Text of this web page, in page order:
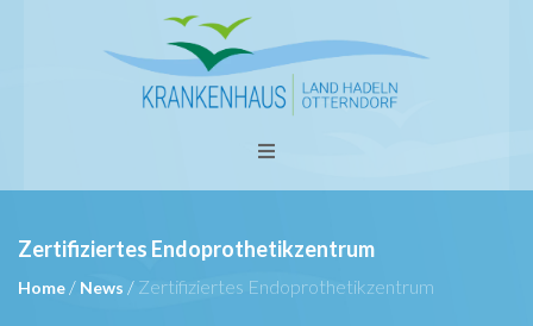
Zertifiziertes Endoprothetikzentrum
Home / News / Zertifiziertes Endoprothetikzentrum